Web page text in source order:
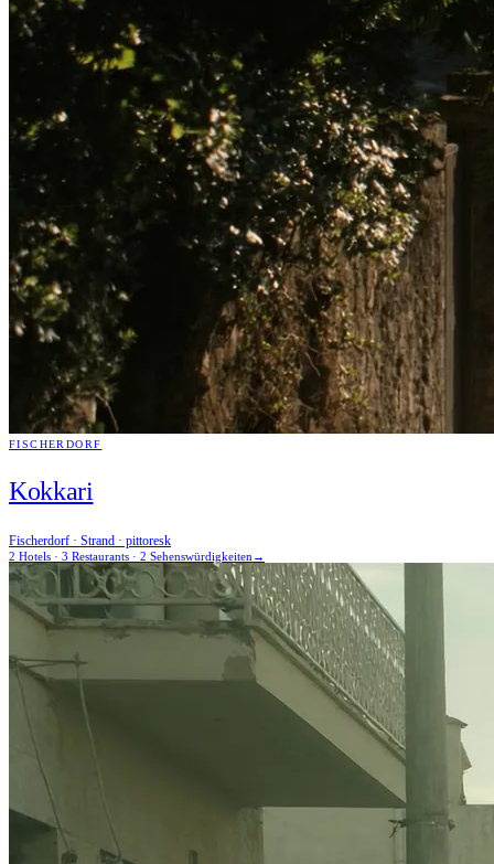
FISCHERDORF
Kokkari
Fischerdorf · Strand · pittoresk
2 Hotels · 3 Restaurants · 2 Sehenswürdigkeiten →